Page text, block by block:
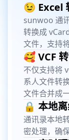
😉 Excel
sunwoo 通
转换成
文件，支持
🥰 VCF
不仅支持将
系人文件转
文件合并成
🔒 本地
通讯录本地
密处理，确